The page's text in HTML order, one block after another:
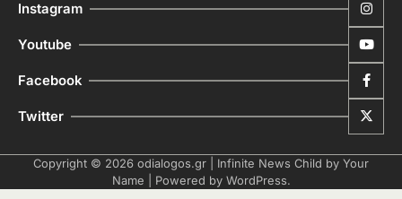
Instagram
Youtube
Facebook
Twitter
Copyright © 2026 odialogos.gr | Infinite News Child by Your
Name | Powered by WordPress.